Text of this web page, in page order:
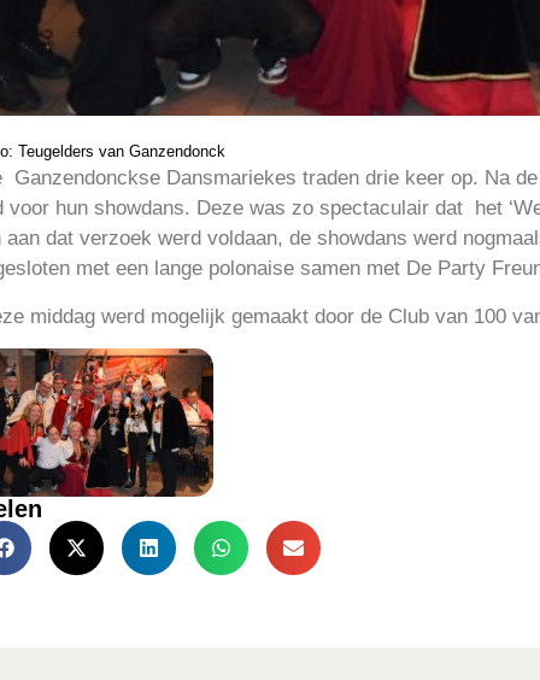
Teugelders van Ganzendonck
Ganzendonckse Dansmariekes traden drie keer op. Na
voor hun showdans. Deze was zo spectaculair dat het
aan dat verzoek werd voldaan, de showdans werd
met een lange polonaise samen met De Party
middag werd mogelijk gemaakt door de Club van 100